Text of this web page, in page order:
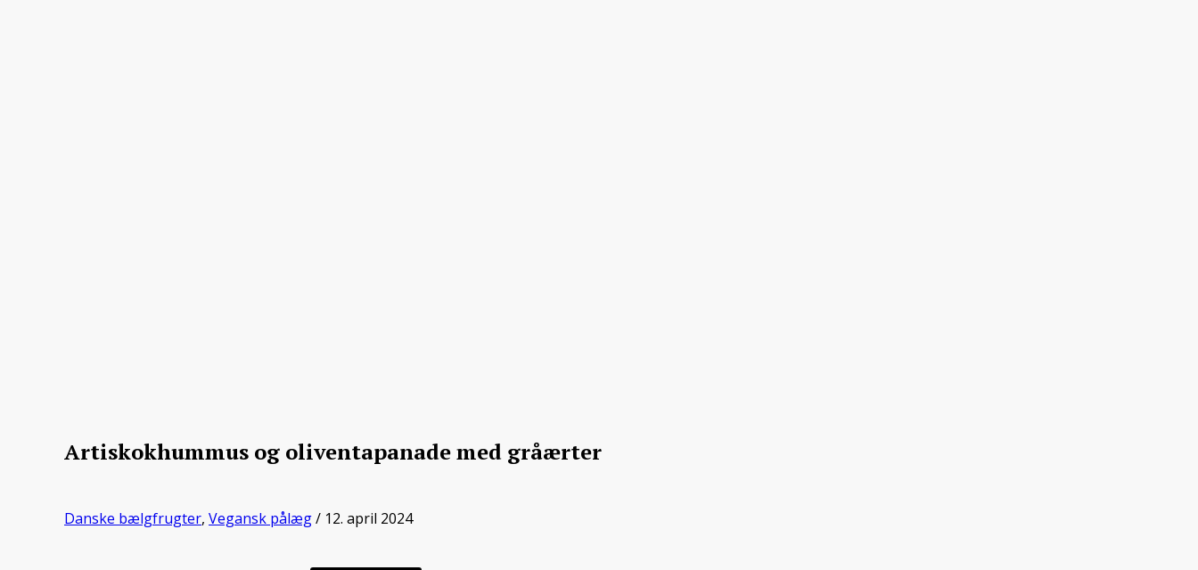
Artiskokhummus og oliventapanade med gråærter
Danske bælgfrugter, Vegansk pålæg/ 12. april 2024